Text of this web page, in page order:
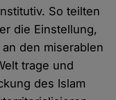
So teilten
die Einstellung,
den miserablen
trage und
des Islam